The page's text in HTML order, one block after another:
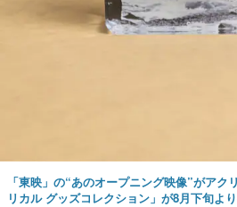
「東映」の“あのオープニング映像”がアク
リカル グッズコレクション」が8月下旬よ